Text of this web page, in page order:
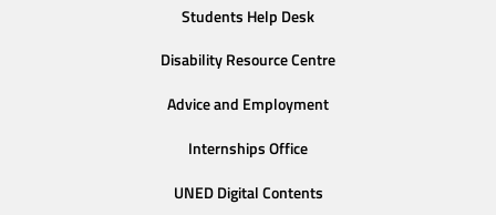
Students Help Desk
Disability Resource Centre
Advice and Employment
Internships Office
UNED Digital Contents